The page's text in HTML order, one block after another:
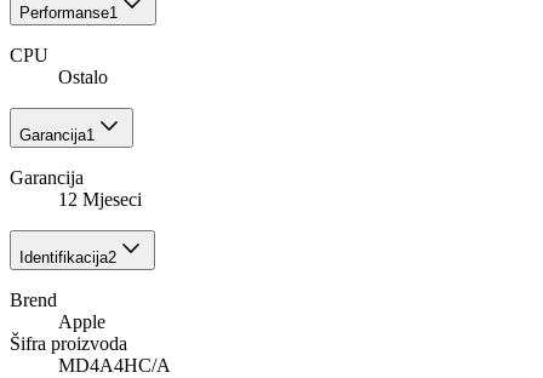
Performanse1
CPU
Ostalo
Garancija1
Garancija
12 Mjeseci
Identifikacija2
Brend
Apple
Šifra proizvoda
MD4A4HC/A